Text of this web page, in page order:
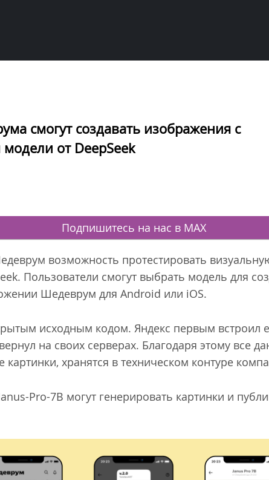
смогут создавать изображения с
от DeepSeek
Подпишитесь на нас в MAX
возможность протестировать
Пользователи смогут выбрать модель для
Шедеврум для Android или iOS.
исходным кодом. Яндекс первым встроил
на своих серверах. Благодаря этому все
хранятся в техническом контуре
Pro-7B могут генерировать картинки и